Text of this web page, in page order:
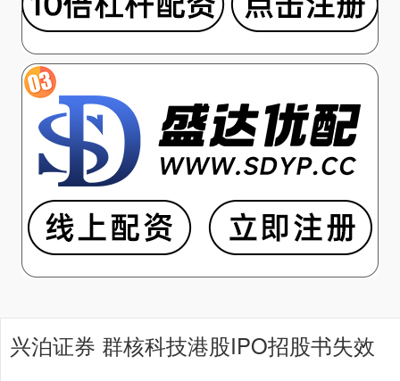
兴泊证券 群核科技港股IPO招股书失效